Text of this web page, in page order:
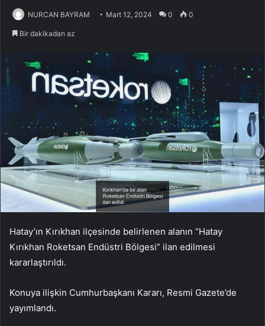
NURCAN BAYRAM Mart 12, 2024 0 0
Bir dakikadan az
Hatay’ın Kırıkhan ilçesinde belirlenen alanın “Hatay
Kırıkhan Roketsan Endüstri Bölgesi” ilan edilmesi
kararlaştırıldı.
Konuya ilişkin Cumhurbaşkanı Kararı, Resmi Gazete’de
yayımlandı.